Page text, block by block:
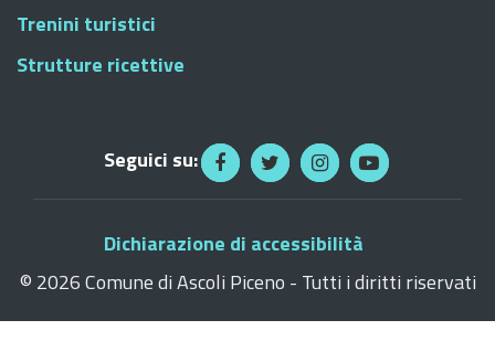
Trenini turistici
Strutture ricettive
Seguici su:
Dichiarazione di accessibilità
© 2026 Comune di Ascoli Piceno - Tutti i diritti riservati